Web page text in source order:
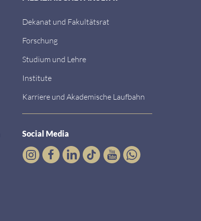
Dekanat und Fakultätsrat
Forschung
Studium und Lehre
Institute
Karriere und Akademische Laufbahn
Social Media